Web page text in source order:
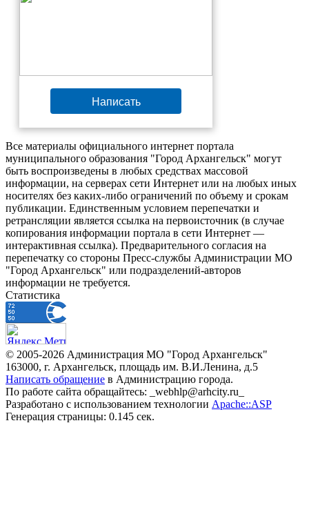
Написать
Все материалы официального интернет портала
муниципального образования "Город Архангельск" могут
быть воспроизведены в любых средствах массовой
информации, на серверах сети Интернет или на любых иных
носителях без каких-либо ограничений по объему и срокам
публикации. Единственным условием перепечатки и
ретрансляции является ссылка на первоисточник (в случае
копирования информации портала в сети Интернет —
интерактивная ссылка). Предварительного согласия на
перепечатку со стороны Пресс-службы Администрации МО
"Город Архангельск" или подразделений-авторов
информации не требуется.
Статистика
© 2005-2026 Администрация МО "Город Архангельск"
163000, г. Архангельск, площадь им. В.И.Ленина, д.5
Написать обращение в Администрацию города.
По работе сайта обращайтесь: _webhlp@arhcity.ru_
Разработано с использованием технологии Apache::ASP
Генерация страницы: 0.145 сек.